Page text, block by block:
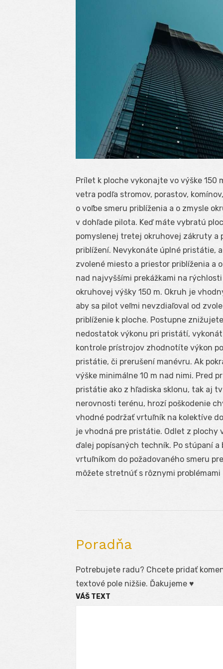
Prílet k ploche vykonajte vo výške
vetra podľa stromov, porastov,
o voľbe smeru priblíženia a o zmysle
v dohľade pilota. Keď máte vybratú
pomyslenej tretej okruhovej zákruty
priblížení. Nevykonáte úplné pristátie,
zvolené miesto a priestor priblíženia a
nad najvyššími prekážkami na
okruhovej výšky 150 m. Okruh je
aby sa pilot veľmi nevzdiaľoval od
priblíženie k ploche. Postupne
nedostatok výkonu pri pristátí,
kontrole prístrojov zhodnotíte výkon
pristátie, či prerušení manévru. Ak
výške minimálne 10 m nad nimi. Pred
pristátie ako z hľadiska sklonu, tak aj
nerovnosti terénu, hrozí poškodenie
vhodné podržať vrtuľník na kolektíve
je vhodná pre pristátie. Odlet z plochy
ďalej popísaných techník. Po stúpaní
vrtuľníkom do požadovaného smeru
môžete stretnúť s rôznymi problémami
Poradňa
Potrebujete radu? Chcete pridať
textové pole nižšie. Ďakujeme ♥
VÁŠ TEXT